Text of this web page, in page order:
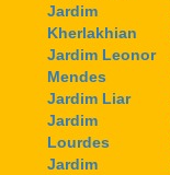
Jardim
Kherlakhian
Jardim Leonor
Mendes
Jardim Liar
Jardim
Lourdes
Jardim